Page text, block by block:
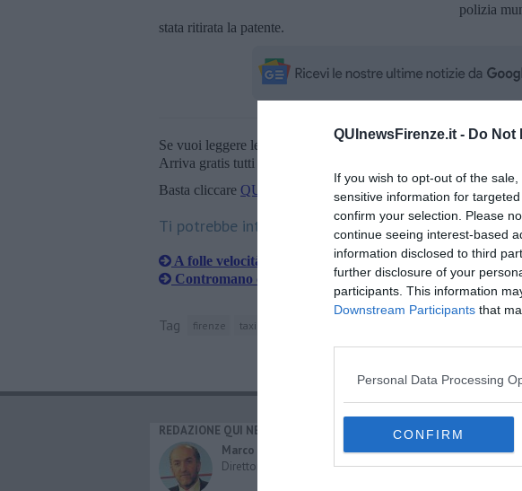
QUInewsFirenze.it - Do Not
If you wish to opt-out of the
sensitive information for
confirm your selection. Please
continue seeing interest-based
information disclosed to third
further disclosure of your
participants. This information
Downstream Participants that
Personal Data Processing
CONFIRM
polizia
stata ritirata la patente.
Se vuoi leggere le notizie principali della Toscana iscriviti alla
Arriva gratis tutti i giorni alle 20:00 direttamente nella tua casella
Basta cliccare QUI
Ti potrebbe interessare anche:
A folle velocità sull'auto noleggiata
Contromano con l'auto di lusso falcia uno scooter
Tag firenze taxi
REDAZIONE QUI NEWS
Marco Migli
Direttore Responsabile
CATEGORIE
Politica